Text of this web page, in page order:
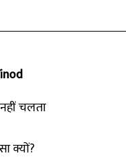
चलता
क्यों?